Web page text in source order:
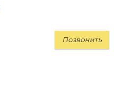
Позвонить